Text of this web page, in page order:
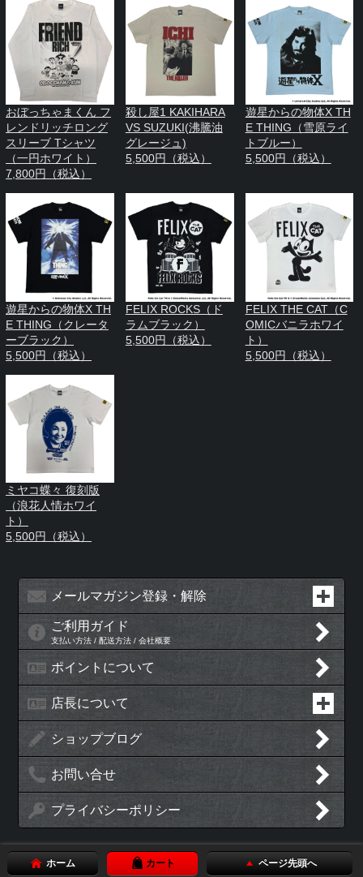
おぼっちゃまくん フ
レンドリッチロング
スリーブ Tシャツ
（一円ホワイト）
7,800円（税込）
殺し屋1 KAKIHARA
VS SUZUKI(沸騰油
グレージュ)
5,500円（税込）
遊星からの物体X TH
E THING（雪原ライ
トブルー）
5,500円（税込）
遊星からの物体X TH
E THING（クレータ
ーブラック）
5,500円（税込）
FELIX ROCKS（ド
ラムブラック）
5,500円（税込）
FELIX THE CAT（C
OMICバニラホワイ
ト）
5,500円（税込）
ミヤコ蝶々 復刻版
（浪花人情ホワイ
ト）
5,500円（税込）
メールマガジン登録・解除
ご利用ガイド
支払い方法 / 配送方法 / 会社概要
ポイントについて
店長について
ショップブログ
お問い合せ
プライバシーポリシー
ホーム カート ページ先頭へ